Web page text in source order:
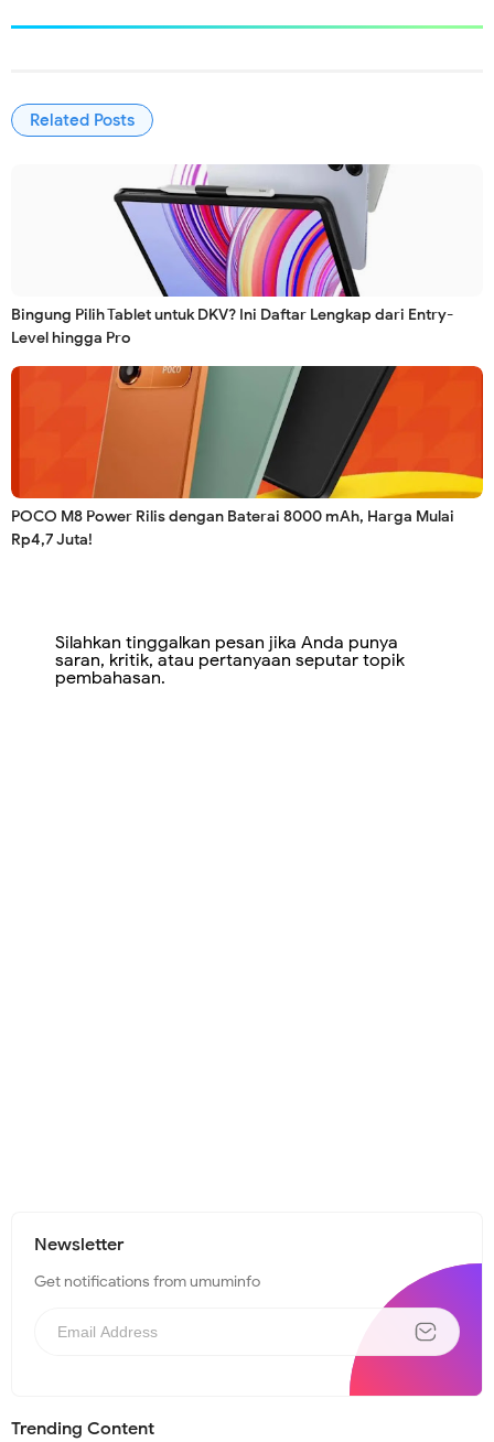
Related Posts
Bingung Pilih Tablet untuk DKV? Ini Daftar Lengkap dari Entry-
Level hingga Pro
POCO M8 Power Rilis dengan Baterai 8000 mAh, Harga Mulai
Rp4,7 Juta!
Silahkan tinggalkan pesan jika Anda punya
saran, kritik, atau pertanyaan seputar topik
pembahasan.
Newsletter
Get notifications from umuminfo
Trending Content